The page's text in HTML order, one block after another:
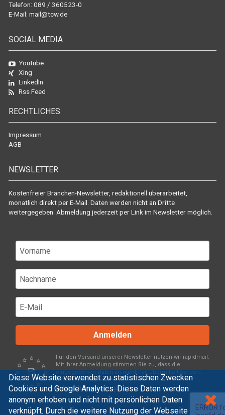
Diese Website verwendet zu statistischen Zwecken
Cookies und Google Analytics. Diese Daten werden
anonym erhoben und nicht mit persönlichen Daten
verknüpft. Durch die weitere Nutzung der Webseite
Telefon: 089 / 360523-0
E-Mail: mail@tcw.de
SOCIAL MEDIA
Youtube
Xing
LinkedIn
Rss Feed
RECHTLICHES
Impressum
AGB
NEWSLETTER
Kostenfreier Branchen-Newsletter, redaktionell überarbeitet,
monatlich direkt per E-Mail. Daten werden nicht an Dritte
weitergegeben. Abmeldung jederzeit per Link im Newsletter möglich.
Anmelden
Für den Versand unserer Newsletter nutzen wir rapidmail.
Mit Ihrer Anmeldung stimmen Sie zu, dass die
eingegebenen Daten an rapidmail übermittelt werden.
Beachten Sie bitte derenAGBund
Datenschutzbestimmungen.